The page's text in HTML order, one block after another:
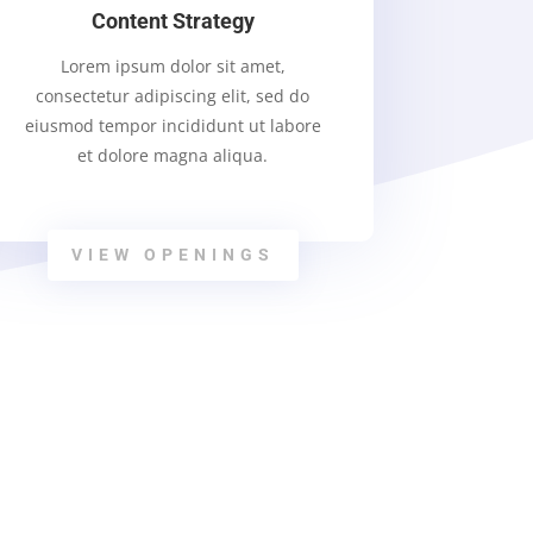
Content Strategy
Lorem ipsum dolor sit amet,
consectetur adipiscing elit, sed do
eiusmod tempor incididunt ut labore
et dolore magna aliqua.
VIEW OPENINGS